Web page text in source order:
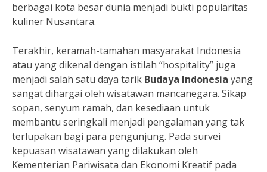
berbagai kota besar dunia menjadi bukti popularitas
kuliner Nusantara.
Terakhir, keramah-tamahan masyarakat Indonesia
atau yang dikenal dengan istilah “hospitality” juga
menjadi salah satu daya tarik Budaya Indonesia yang
sangat dihargai oleh wisatawan mancanegara. Sikap
sopan, senyum ramah, dan kesediaan untuk
membantu seringkali menjadi pengalaman yang tak
terlupakan bagi para pengunjung. Pada survei
kepuasan wisatawan yang dilakukan oleh
Kementerian Pariwisata dan Ekonomi Kreatif pada